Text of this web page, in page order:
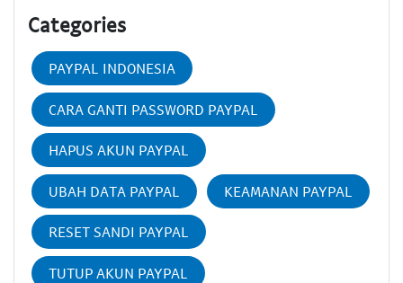
Categories
PAYPAL INDONESIA
CARA GANTI PASSWORD PAYPAL
HAPUS AKUN PAYPAL
UBAH DATA PAYPAL KEAMANAN PAYPAL
RESET SANDI PAYPAL
TUTUP AKUN PAYPAL